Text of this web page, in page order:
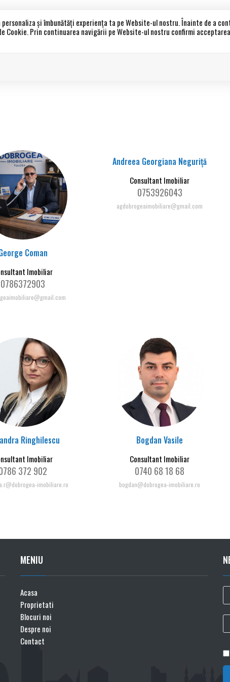
și îmbunătăți experiența ta pe Website-ul nostru. Înainte de a
Prin continuarea navigării pe Website-ul nostru confirmi
Coman
Imobiliar
0786372903
Andreea Georgiana Neguriță
Consultant Imobiliar
0753926043
agdobrogeaimobiliare@gmail.com
Ringhilescu
Imobiliar
372 902
imobiliare.ro
Bogdan Vasile
Consultant Imobiliar
0740 68 18 68
bogdan@dobrogea-imobiliare.ro
MENIU
Acasa
Proprietati
Blocuri noi
Despre noi
Contact